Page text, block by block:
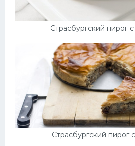
Страсбургский пирог
Страсбургский пирог